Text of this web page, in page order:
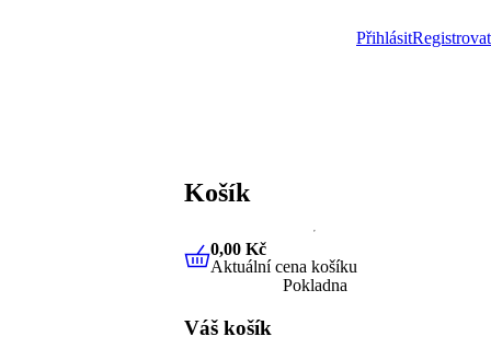
PřihlásitRegistrovat
Košík
0,00 KčAktuální cena košíku
0,00 Kč
Aktuální cena košíku
Pokladna
Váš košík